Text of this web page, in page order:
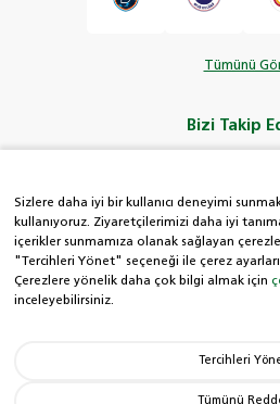
Tümünü
Aranmayan
Bizi Takip
HDI Kolay
Sizlere daha iyi bir kullanıcı deneyimi
kullanıyoruz. Ziyaretçilerimizi daha iyi
içerikler sunmamıza olanak sağlayan
"Tercihleri Yönet" seçeneği ile çerez
Çerezlere yönelik daha çok bilgi almak için
inceleyebilirsiniz.
Tercihleri
Tümünü